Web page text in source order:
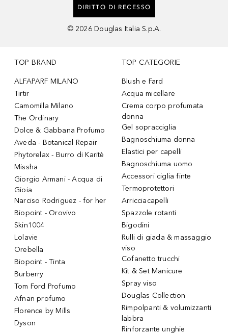
DIRITTO DI RECESSO
© 2026 Douglas Italia S.p.A.
TOP BRAND
ALFAPARF MILANO
Tirtir
Camomilla Milano
The Ordinary
Dolce & Gabbana Profumo
Aveda - Botanical Repair
Phytorelax - Burro di Karitè
Missha
Giorgio Armani - Acqua di
Gioia
Narciso Rodriguez - for her
Biopoint - Orovivo
Skin1004
Lolavie
Orebella
Biopoint - Tinta
Burberry
Tom Ford Profumo
Afnan profumo
Florence by Mills
Dyson
TOP CATEGORIE
Blush e Fard
Acqua micellare
Crema corpo profumata
donna
Gel sopracciglia
Bagnoschiuma donna
Elastici per capelli
Bagnoschiuma uomo
Accessori ciglia finte
Termoprotettori
Arricciacapelli
Spazzole rotanti
Bigodini
Rulli di giada & massaggio
viso
Cofanetto trucchi
Kit & Set Manicure
Spray viso
Douglas Collection
Rimpolpanti & volumizzanti
labbra
Rinforzante unghie